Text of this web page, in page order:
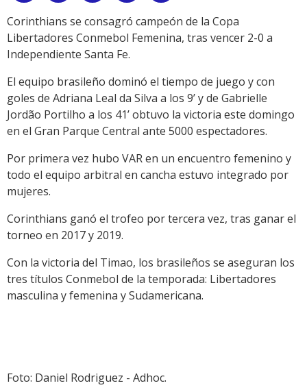
Link
Corinthians se consagró campeón de la Copa
Libertadores Conmebol Femenina, tras vencer 2-0 a
Independiente Santa Fe.
El equipo brasileño dominó el tiempo de juego y con
goles de Adriana Leal da Silva a los 9’ y de Gabrielle
Jordão Portilho a los 41’ obtuvo la victoria este domingo
en el Gran Parque Central ante 5000 espectadores.
Por primera vez hubo VAR en un encuentro femenino y
todo el equipo arbitral en cancha estuvo integrado por
mujeres.
Corinthians ganó el trofeo por tercera vez, tras ganar el
torneo en 2017 y 2019.
Con la victoria del Timao, los brasileños se aseguran los
tres títulos Conmebol de la temporada: Libertadores
masculina y femenina y Sudamericana.
Foto: Daniel Rodriguez - Adhoc.